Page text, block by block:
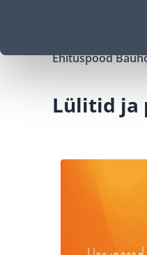
Ehituspood
Lülitid ja